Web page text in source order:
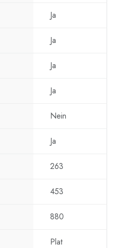
Ja
Ja
Ja
Ja
Nein
Ja
263
453
880
Plat